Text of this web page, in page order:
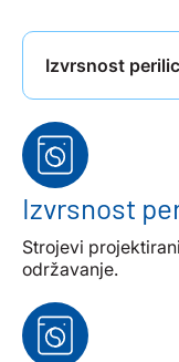
Izvrsnost
Izvrsnost
Strojevi
održavanje.